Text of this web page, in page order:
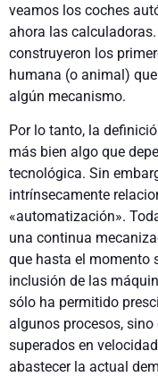
veamos los coches
ahora las
construyeron los
humana (o animal)
algún mecanismo.
Por lo tanto, la
más bien algo que
tecnológica. Sin
intrínsecamente
«automatización».
una continua
que hasta el momento
inclusión de las
sólo ha permitido
algunos procesos,
superados en
abastecer la actual